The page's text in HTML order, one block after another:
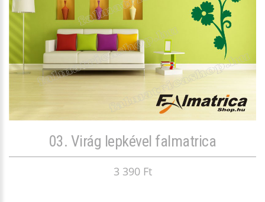
03. Virág lepkével falmatrica
3 390 Ft